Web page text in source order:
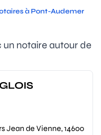
à Pont-Audemer
un notaire autour de
Jean de Vienne, 14600